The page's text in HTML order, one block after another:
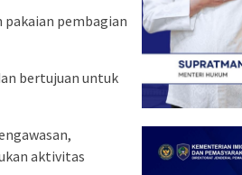
pakaian pembagian
bertujuan untuk
aktivitas